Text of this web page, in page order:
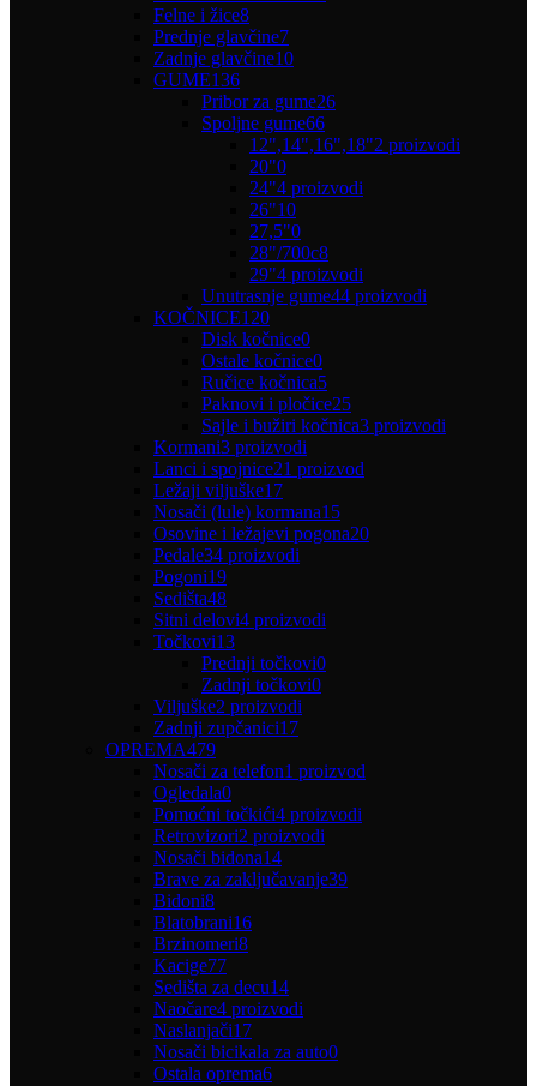
Felne i žice8
Prednje glavčine7
Zadnje glavčine10
GUME136
Pribor za gume26
Spoljne gume66
12",14",16",18"2 proizvodi
20"0
24"4 proizvodi
26"10
27,5"0
28"/700c8
29"4 proizvodi
Unutrasnje gume44 proizvodi
KOČNICE120
Disk kočnice0
Ostale kočnice0
Ručice kočnica5
Paknovi i pločice25
Sajle i bužiri kočnica3 proizvodi
Kormani3 proizvodi
Lanci i spojnice21 proizvod
Ležaji viljuške17
Nosači (lule) kormana15
Osovine i ležajevi pogona20
Pedale34 proizvodi
Pogoni19
Sedišta48
Sitni delovi4 proizvodi
Točkovi13
Prednji točkovi0
Zadnji točkovi0
Viljuške2 proizvodi
Zadnji zupčanici17
OPREMA479
Nosači za telefon1 proizvod
Ogledala0
Pomoćni točkići4 proizvodi
Retrovizori2 proizvodi
Nosači bidona14
Brave za zaključavanje39
Bidoni8
Blatobrani16
Brzinomeri8
Kacige77
Sedišta za decu14
Naočare4 proizvodi
Naslanjači17
Nosači bicikala za auto0
Ostala oprema6